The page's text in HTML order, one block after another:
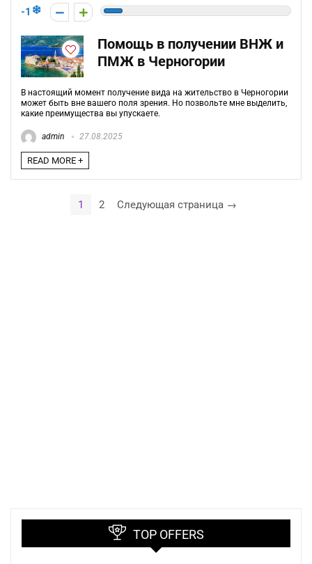
-1
Помощь в получении ВНЖ и
ПМЖ в Черногории
В настоящий момент получение вида на жительство в Черногории
может быть вне вашего поля зрения. Но позвольте мне выделить,
какие преимущества вы упускаете.
admin 27.08.2025
READ MORE +
1 2 Следующая страница →
TOP OFFERS